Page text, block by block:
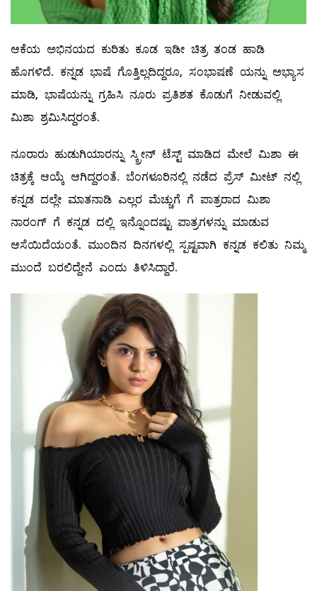
ಆಕೆಯ ಅಭಿನಯದ ಕುರಿತು ಕೂಡ ಇಡೀ ಚಿತ್ರ ತಂಡ ಹಾಡಿ
ಹೊಗಳಿದೆ. ಕನ್ನಡ ಭಾಷೆ ಗೊತ್ತಿಲ್ಲದಿದ್ದರೂ, ಸಂಭಾಷಣೆ ಯನ್ನು ಅಭ್ಯಾಸ
ಮಾಡಿ, ಭಾಷೆಯನ್ನು ಗ್ರಹಿಸಿ ನೂರು ಪ್ರತಿಶತ ಕೊಡುಗೆ ನೀಡುವಲ್ಲಿ
ಮಿಶಾ ಶ್ರಮಿಸಿದ್ದರಂತೆ.
ನೂರಾರು ಹುಡುಗಿಯಾರನ್ನು ಸ್ಕ್ರೀನ್ ಟೆಸ್ಟ್ ಮಾಡಿದ ಮೇಲೆ ಮಿಶಾ ಈ
ಚಿತ್ರಕ್ಕೆ ಆಯ್ಕೆ ಆಗಿದ್ದರಂತೆ. ಬೆಂಗಳೂರಿನಲ್ಲಿ ನಡೆದ ಪ್ರೆಸ್ ಮೀಟ್ ನಲ್ಲಿ
ಕನ್ನಡ ದಲ್ಲೇ ಮಾತನಾಡಿ ಎಲ್ಲರ ಮೆಚ್ಚುಗೆ ಗೆ ಪಾತ್ರರಾದ ಮಿಶಾ
ನಾರಂಗ್ ಗೆ ಕನ್ನಡ ದಲ್ಲಿ ಇನ್ನೊಂದಷ್ಟು ಪಾತ್ರಗಳನ್ನು ಮಾಡುವ
ಆಸೆಯಿದೆಯಂತೆ. ಮುಂದಿನ ದಿನಗಳಲ್ಲಿ ಸ್ಪಷ್ಟವಾಗಿ ಕನ್ನಡ ಕಲಿತು ನಿಮ್ಮ
ಮುಂದೆ ಬರಲಿದ್ದೇನೆ ಎಂದು ತಿಳಿಸಿದ್ದಾರೆ.